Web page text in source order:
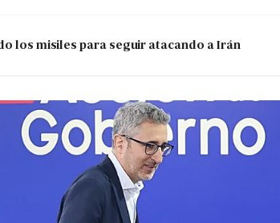
los misiles para seguir atacando a Irán